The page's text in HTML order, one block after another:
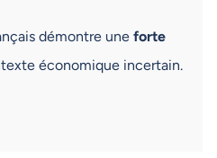
démontre une forte
économique incertain.